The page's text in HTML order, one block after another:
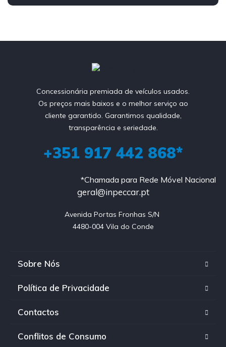
Concessionária premiada de veículos usados.
Os preços mais baixos e o melhor serviço ao
cliente garantido. Garantimos qualidade,
transparência e seriedade.
+351 917 442 868*
*Chamada para Rede Móvel Nacional
geral@inpeccar.pt
Avenida Portas Fronhas S/N
4480-004 Vila do Conde
Sobre Nós
Política de Privacidade
Contactos
Conflitos de Consumo